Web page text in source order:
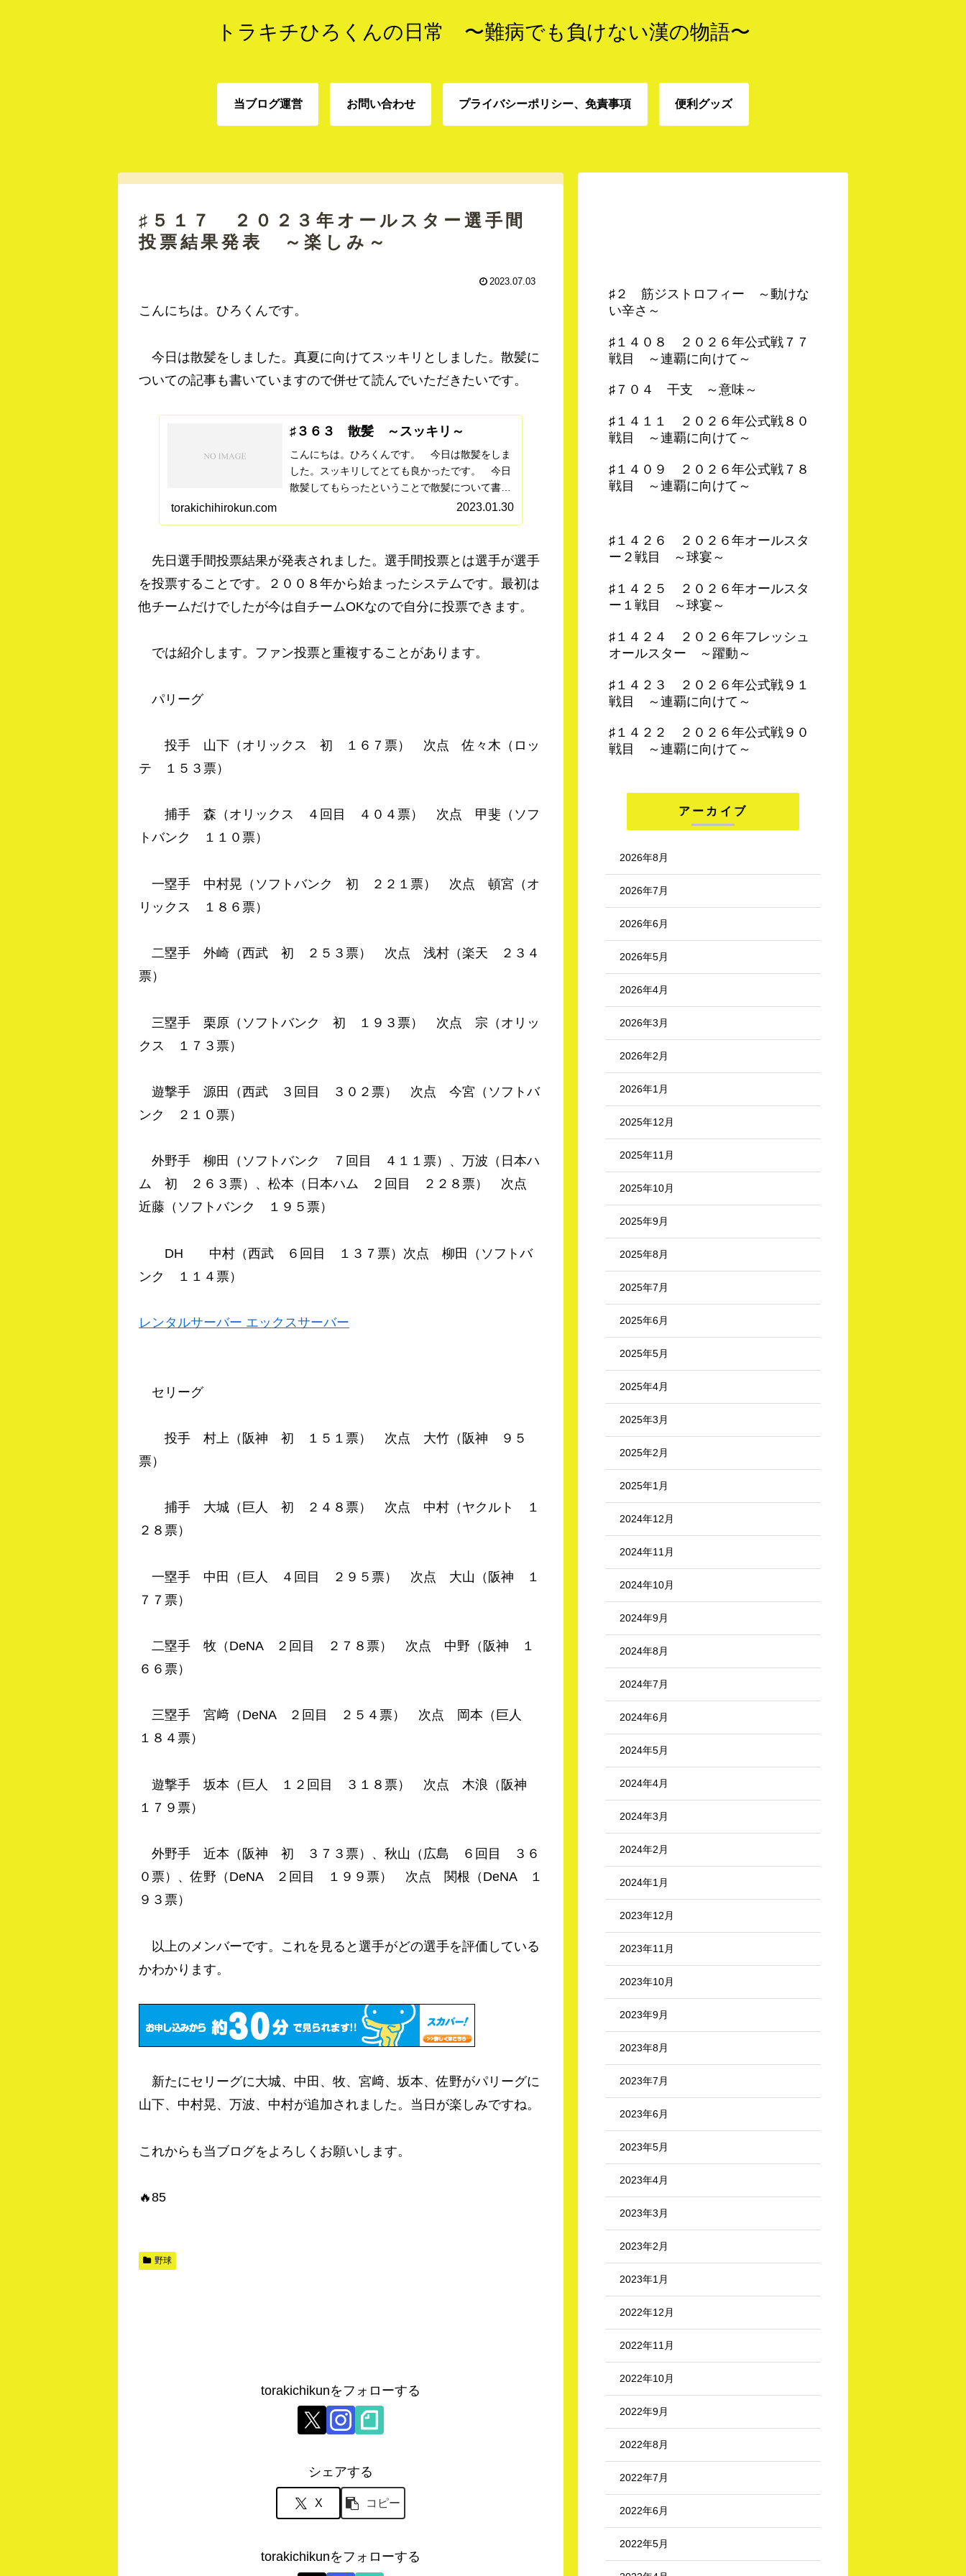
トラキチひろくんの日常 〜難病でも負けない漢の物語〜
当ブログ運営 お問い合わせ プライバシーポリシー、免責事項 便利グッズ
♯５１７ ２０２３年オールスター選手間
投票結果発表 ～楽しみ～
2023.07.03
こんにちは。ひろくんです。
今日は散髪をしました。真夏に向けてスッキリとしました。散髪に
ついての記事も書いていますので併せて読んでいただきたいです。
♯３６３ 散髪 ～スッキリ～
こんにちは。ひろくんです。 今日は散髪をしま
した。スッキリしてとても良かったです。 今日
散髪してもらったということで散髪について書い
ていきたいと思います。 幼少期は居候していた
torakichihirokun.com 2023.01.30
先日選手間投票結果が発表されました。選手間投票とは選手が選手
を投票することです。２００８年から始まったシステムです。最初は
他チームだけでしたが今は自チームOKなので自分に投票できます。
では紹介します。ファン投票と重複することがあります。
パリーグ
投手 山下（オリックス 初 １６７票） 次点 佐々木（ロッ
テ １５３票）
捕手 森（オリックス ４回目 ４０４票） 次点 甲斐（ソフ
トバンク １１０票）
一塁手 中村晃（ソフトバンク 初 ２２１票） 次点 頓宮（オ
リックス １８６票）
二塁手 外崎（西武 初 ２５３票） 次点 浅村（楽天 ２３４
票）
三塁手 栗原（ソフトバンク 初 １９３票） 次点 宗（オリッ
クス １７３票）
遊撃手 源田（西武 ３回目 ３０２票） 次点 今宮（ソフトバ
ンク ２１０票）
外野手 柳田（ソフトバンク ７回目 ４１１票）、万波（日本ハ
ム 初 ２６３票）、松本（日本ハム ２回目 ２２８票） 次点
近藤（ソフトバンク １９５票）
DH 中村（西武 ６回目 １３７票）次点 柳田（ソフトバ
ンク １１４票）
レンタルサーバー エックスサーバー
セリーグ
投手 村上（阪神 初 １５１票） 次点 大竹（阪神 ９５
票）
捕手 大城（巨人 初 ２４８票） 次点 中村（ヤクルト １
２８票）
一塁手 中田（巨人 ４回目 ２９５票） 次点 大山（阪神 １
７７票）
二塁手 牧（DeNA ２回目 ２７８票） 次点 中野（阪神 １
６６票）
三塁手 宮﨑（DeNA ２回目 ２５４票） 次点 岡本（巨人
１８４票）
遊撃手 坂本（巨人 １２回目 ３１８票） 次点 木浪（阪神
１７９票）
外野手 近本（阪神 初 ３７３票）、秋山（広島 ６回目 ３６
０票）、佐野（DeNA ２回目 １９９票） 次点 関根（DeNA １
９３票）
以上のメンバーです。これを見ると選手がどの選手を評価している
かわかります。
新たにセリーグに大城、中田、牧、宮﨑、坂本、佐野がパリーグに
山下、中村晃、万波、中村が追加されました。当日が楽しみですね。
これからも当ブログをよろしくお願いします。
🔥85
野球
torakichikunをフォローする
シェアする
X コピー
torakichikunをフォローする
♯２ 筋ジストロフィー ～動けな
い辛さ～
♯１４０８ ２０２６年公式戦７７
戦目 ～連覇に向けて～
♯７０４ 干支 ～意味～
♯１４１１ ２０２６年公式戦８０
戦目 ～連覇に向けて～
♯１４０９ ２０２６年公式戦７８
戦目 ～連覇に向けて～
♯１４２６ ２０２６年オールスタ
ー２戦目 ～球宴～
♯１４２５ ２０２６年オールスタ
ー１戦目 ～球宴～
♯１４２４ ２０２６年フレッシュ
オールスター ～躍動～
♯１４２３ ２０２６年公式戦９１
戦目 ～連覇に向けて～
♯１４２２ ２０２６年公式戦９０
戦目 ～連覇に向けて～
アーカイブ
2026年8月
2026年7月
2026年6月
2026年5月
2026年4月
2026年3月
2026年2月
2026年1月
2025年12月
2025年11月
2025年10月
2025年9月
2025年8月
2025年7月
2025年6月
2025年5月
2025年4月
2025年3月
2025年2月
2025年1月
2024年12月
2024年11月
2024年10月
2024年9月
2024年8月
2024年7月
2024年6月
2024年5月
2024年4月
2024年3月
2024年2月
2024年1月
2023年12月
2023年11月
2023年10月
2023年9月
2023年8月
2023年7月
2023年6月
2023年5月
2023年4月
2023年3月
2023年2月
2023年1月
2022年12月
2022年11月
2022年10月
2022年9月
2022年8月
2022年7月
2022年6月
2022年5月